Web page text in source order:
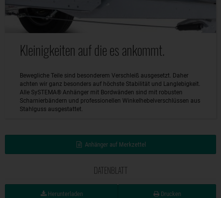
Kleinigkeiten auf die es ankommt.
Bewegliche Teile sind besonderem Verschleiß ausgesetzt. Daher
achten wir ganz besonders auf höchste Stabilität und Langlebigkeit.
Alle SySTEMA® Anhänger mit Bordwänden sind mit robusten
Scharnierbändern und professionellen Winkelhebelverschlüssen aus
Stahlguss ausgestattet.
Anhänger auf Merkzettel
DATENBLATT
Herunterladen Drucken